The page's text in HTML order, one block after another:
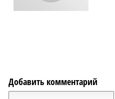
Добавить комментарий